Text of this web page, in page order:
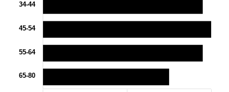
34-44
45-54
55-64
65-80